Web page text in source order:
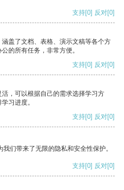
支持[0] 反对[0]
盖了文档、表格、演示文稿等各个方
的所有任务，非常方便。
支持[0] 反对[0]
，可以根据自己的需求选择学习方
习进度。
支持[0] 反对[0]
们带来了无限的隐私和安全性保护。
支持[0] 反对[0]